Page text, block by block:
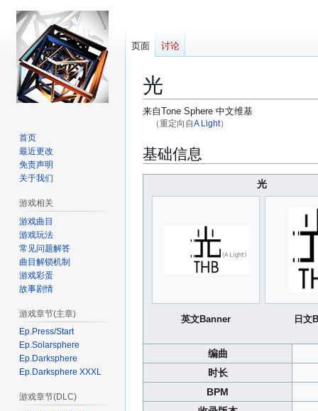
光
来自Tone Sphere 中文维基
（重定向自A Light）
跳
转
跳
转
基础信息
光
英文Banner 日文
编曲
时长
BPM
页面 讨论
首页
最近更改
免责声明
关于我们
游戏相关
游戏曲目
游戏玩法
常见问题解答
曲目解锁机制
游戏彩蛋
故事剧情
游戏章节(主章)
Ep.Press/Start
Ep.Solarsphere
Ep.Darksphere
Ep.Darksphere XXXL
游戏章节(DLC)